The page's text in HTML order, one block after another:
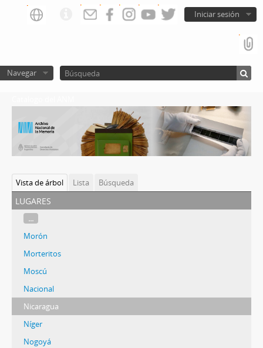
Iniciar sesión
Navegar
Vista de árbol Lista Búsqueda
lugares
...
Morón
Morteritos
Moscú
Nacional
Nicaragua
Níger
Nogoyá